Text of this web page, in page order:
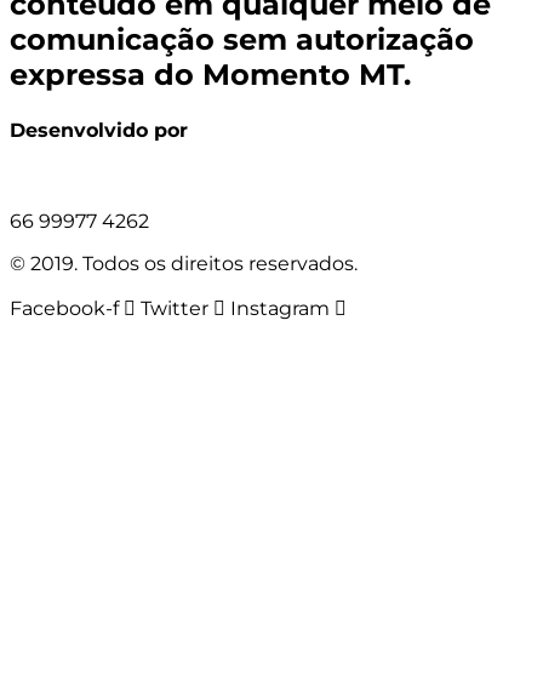
comunicação sem autorização
expressa do Momento MT.
Desenvolvido por
66 99977 4262
© 2019. Todos os direitos reservados.
Facebook-f
Twitter Instagram